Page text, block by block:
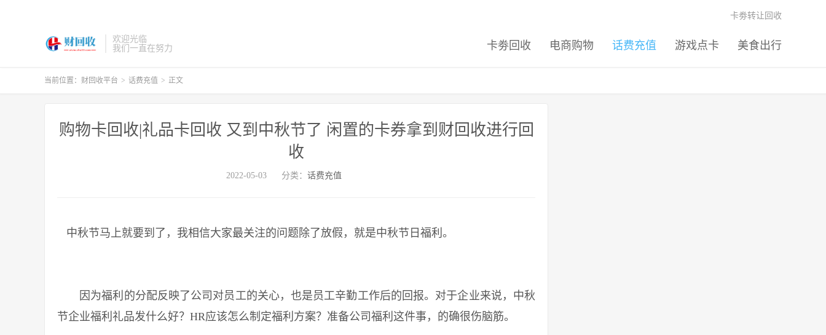
欢迎光临
我们一直在努力
卡劵回收 电商购物 话费充值 游戏点卡 美食出行
卡劵转让回收
当前位置： 财回收平台 > 话费充值 > 正文
购物卡回收|礼品卡回收 又到中秋节了 闲置的卡券拿到财回收进行回
收
2022-05-03 分类： 话费充值
中秋节马上就要到了，我相信大家最关注的问题除了放假，就是中秋节日福利。
因为福利的分配反映了公司对员工的关心，也是员工辛勤工作后的回报。对于企业来说，中秋
节企业福利礼品发什么好？HR应该怎么制定福利方案？准备公司福利这件事，的确很伤脑筋。